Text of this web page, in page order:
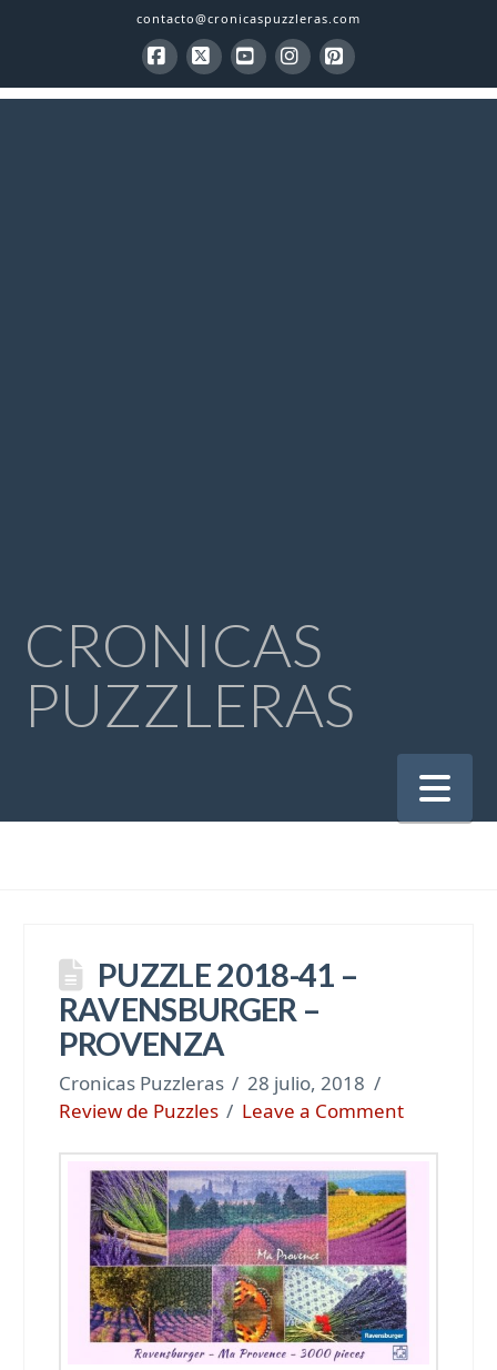
contacto@cronicaspuzzleras.com
Facebook
X YouTubeInstagram
Pinterest
CRONICAS
PUZZLERAS
PUZZLE 2018-41 –
RAVENSBURGER –
PROVENZA
Cronicas Puzzleras
28 julio, 2018
Review de Puzzles
Leave a Comment